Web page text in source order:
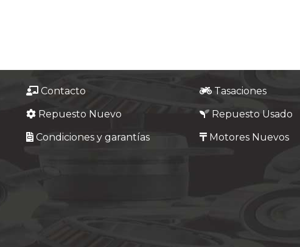
Contacto Tasaciones
Repuesto Nuevo Repuesto Usado
Condiciones y garantías Motores Nuevos